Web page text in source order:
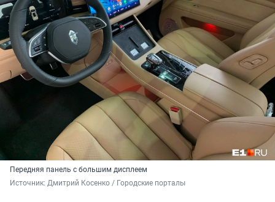
Передняя панель с большим дисплеем
Источник: Дмитрий Косенко / Городские порталы